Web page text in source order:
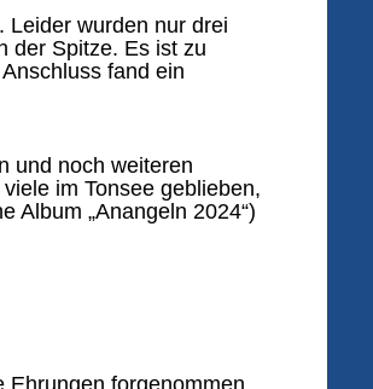
Leider wurden nur drei
der Spitze. Es ist zu
fand ein
und noch weiteren
im Tonsee geblieben,
Album „Anangeln 2024“)
Ehrungen forgenommen